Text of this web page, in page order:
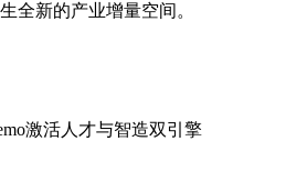
全新的产业增量空间。
激活人才与智造双引擎